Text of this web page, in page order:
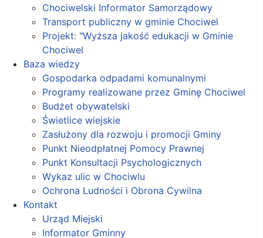
Chociwelski Informator Samorządowy
Transport publiczny w gminie Chociwel
Projekt: "Wyższa jakość edukacji w Gminie
Chociwel
Baza wiedzy
Gospodarka odpadami komunalnymi
Programy realizowane przez Gminę Chociwel
Budżet obywatelski
Świetlice wiejskie
Zasłużony dla rozwoju i promocji Gminy
Punkt Nieodpłatnej Pomocy Prawnej
Punkt Konsultacji Psychologicznych
Wykaz ulic w Chociwlu
Ochrona Ludności i Obrona Cywilna
Kontakt
Urząd Miejski
Informator Gminny